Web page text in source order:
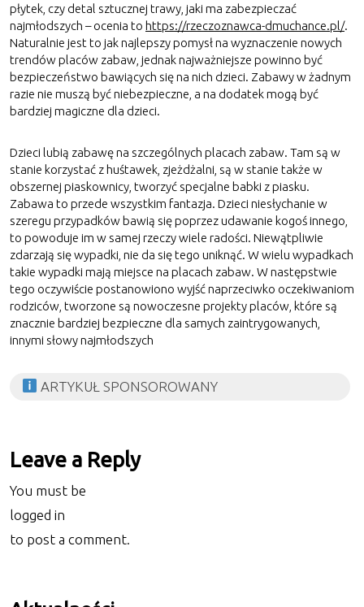
płytek, czy detal sztucznej trawy, jaki ma zabezpieczać
najmłodszych – ocenia to https://rzeczoznawca-dmuchance.pl/.
Naturalnie jest to jak najlepszy pomysł na wyznaczenie nowych
trendów placów zabaw, jednak najważniejsze powinno być
bezpieczeństwo bawiących się na nich dzieci. Zabawy w żadnym
razie nie muszą być niebezpieczne, a na dodatek mogą być
bardziej magiczne dla dzieci.
Dzieci lubią zabawę na szczególnych placach zabaw. Tam są w
stanie korzystać z huśtawek, zjeżdżalni, są w stanie także w
obszernej piaskownicy, tworzyć specjalne babki z piasku.
Zabawa to przede wszystkim fantazja. Dzieci niesłychanie w
szeregu przypadków bawią się poprzez udawanie kogoś innego,
to powoduje im w samej rzeczy wiele radości. Niewątpliwie
zdarzają się wypadki, nie da się tego uniknąć. W wielu wypadkach
takie wypadki mają miejsce na placach zabaw. W następstwie
tego oczywiście postanowiono wyjść naprzeciwko oczekiwaniom
rodziców, tworzone są nowoczesne projekty placów, które są
znacznie bardziej bezpieczne dla samych zaintrygowanych,
innymi słowy najmłodszych
ARTYKUŁ SPONSOROWANY
Leave a Reply
You must be
logged in
to post a comment.